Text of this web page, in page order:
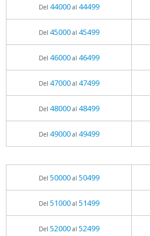
Del 44000al 44499
Del 45000al 45499
Del 46000al 46499
Del 47000al 47499
Del 48000al 48499
Del 49000al 49499
Del 50000al 50499
Del 51000al 51499
Del 52000al 52499